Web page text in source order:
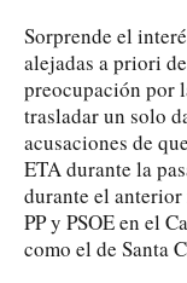
Sorprende el
alejadas a priori
preocupación por
trasladar un solo
acusaciones de
ETA durante la
durante el
PP y PSOE en el
como el de Santa